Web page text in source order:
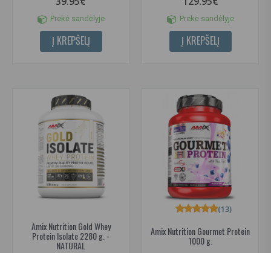
Prekė sandėlyje
Į KREPŠELĮ
Prekė sandėlyje
Į KREPŠELĮ
Amix Nutrition Gold Whey
Protein Isolate 2280 g. -
NATURAL
Amix Nutrition Gourmet Protein
1000 g.
(13)